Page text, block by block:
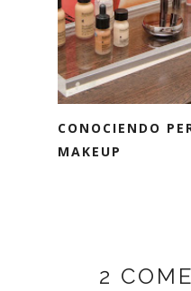
CONOCIENDO
MAKEUP
2